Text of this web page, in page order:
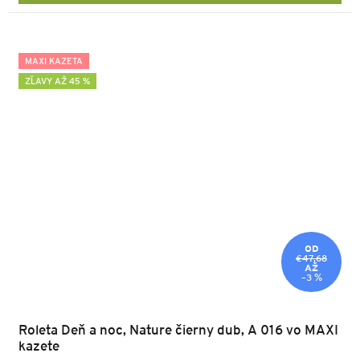
MAXI KAZETA
ZĽAVY AŽ 45 %
OD
€47,68
AŽ
–3 %
Roleta Deň a noc, Nature čierny dub, A 016 vo MAXI
kazete